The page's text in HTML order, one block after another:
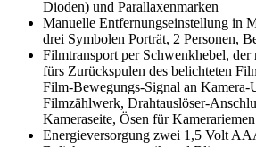
Dioden) und Parallaxenmarken
Manuelle Entfernungseinstellung in
drei Symbolen Porträt, 2 Personen,
Filmtransport per Schwenkhebel, der
fürs Zurückspulen des belichteten
Film-Bewegungs-Signal an Kamera-
Filmzählwerk, Drahtauslöser-
Kameraseite, Ösen für Kamerariemen
Energieversorgung zwei 1,5 Volt